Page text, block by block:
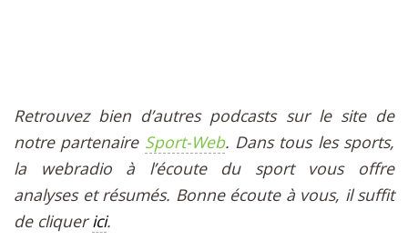
Retrouvez bien d’autres podcasts sur le site de
notre partenaire Sport-Web. Dans tous les sports,
la webradio à l’écoute du sport vous offre
analyses et résumés. Bonne écoute à vous, il suffit
de cliquerici.